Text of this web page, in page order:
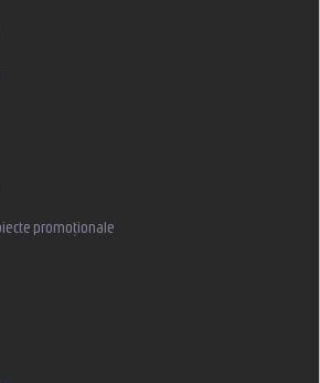
promoționale